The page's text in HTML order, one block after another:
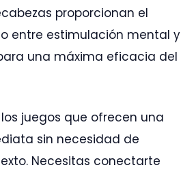
proporcionan el
entre estimulación mental y
una máxima eficacia del
juegos que ofrecen una
sin necesidad de
Necesitas conectarte